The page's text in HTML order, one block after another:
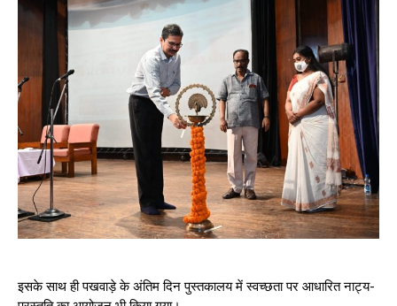
इसके साथ ही पखवाड़े के अंतिम दिन पुस्तकालय में स्वच्छता पर आधारित नाट्य-